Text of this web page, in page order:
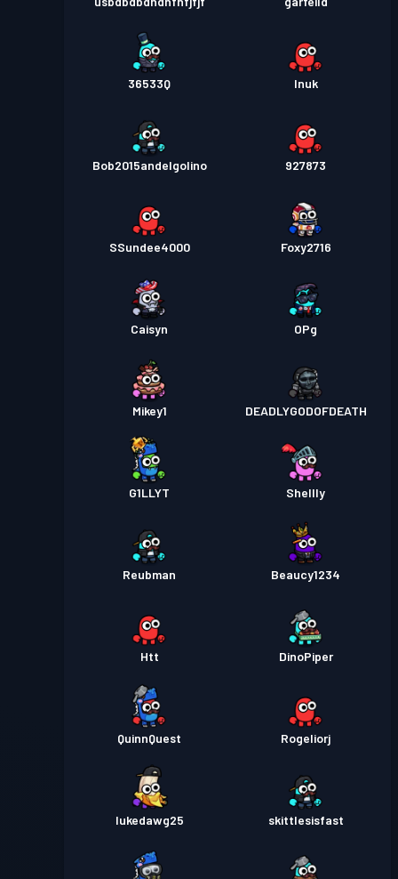
36533Q Inuk
Bob2015andelgolino 927873
SSundee4000 Foxy2716
Caisyn OPg
Mikey1 DEADLYGODOFDEATH
G1LLYT Shellly
Reubman Beaucy1234
Htt DinoPiper
QuinnQuest Rogeliorj
lukedawg25 skittlesisfast